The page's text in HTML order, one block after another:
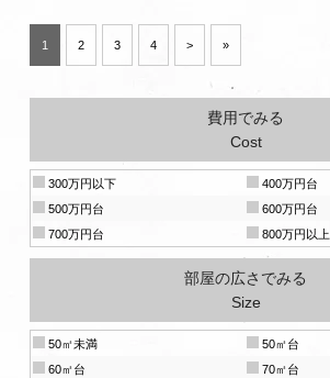
1 2 3 4 > »
費用でみる
Cost
300万円以下
400万円台
500万円台
600万円台
700万円台
800万円以上
部屋の広さでみる
Size
50㎡未満
50㎡台
60㎡台
70㎡台